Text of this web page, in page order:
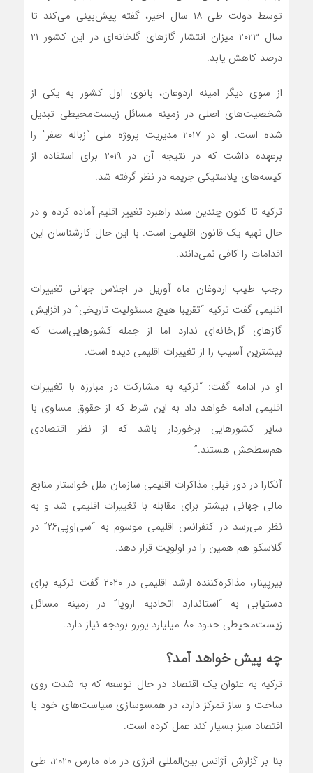
توسط دولت طی ۱۸ سال اخیر، گفته پیش‌بینی می‌کند تا
سال ۲۰۲۳ میزان انتشار گازهای گلخانه‌ای در این کشور ۲۱
درصد کاهش یابد.
از سوی دیگر امینه اردوغان، بانوی اول کشور به یکی از
شخصیت‌های اصلی در زمینه مسائل زیست‌محیطی تبدیل
شده است. او در ۲۰۱۷ مدیریت پروژه ملی “زباله صفر” را
برعهده داشت که در نتیجه آن در ۲۰۱۹ برای استفاده از
کیسه‌های پلاستیکی جریمه در نظر گرفته شد.
ترکیه تا کنون چندین سند راهبرد تغییر اقلیم آماده کرده و در
حال تهیه یک قانون اقلیمی است. با این حال کارشناسان این
اقدامات را کافی نمی‌دانند.
رجب طیب اردوغان ماه آوریل در اجلاس جهانی تغییرات
اقلیمی گفت ترکیه “تقریبا هیچ مسئولیت تاریخی” در افزایش
گازهای گل‌خانه‌ای ندارد اما از جمله کشورهایی‌است که
بیشترین آسیب را از تغییرات اقلیمی دیده است.
او در ادامه گفت: “ترکیه به مشارکت در مبارزه با تغییرات
اقلیمی ادامه خواهد داد به این شرط که از حقوق مساوی با
سایر کشورهایی برخوردار باشد که از نظر اقتصادی
هم‌سطحش هستند.”
آنکارا در دور قبلی مذاکرات اقلیمی سازمان ملل خواستار منابع
مالی جهانی بیشتر برای مقابله با تغییرات اقلیمی شد و به
نظر می‌رسد در کنفرانس اقلیمی موسوم به “سی‌او‌‌پی۲۶” در
گلاسکو هم همین را در اولویت قرار دهد.
بیرپینار، مذاکره‌کننده ارشد اقلیمی در ۲۰۲۰ گفت ترکیه برای
دستیابی به “استاندارد اتحادیه اروپا” در زمینه مسائل
زیست‌محیطی حدود ۸۰ میلیارد یورو بودجه نیاز دارد.
چه پیش خواهد آمد؟
ترکیه به عنوان یک اقتصاد در حال توسعه که به شدت روی
ساخت و ساز تمرکز دارد، در همسو‌سازی سیاست‌های خود با
اقتصاد سبز بسیار کند عمل کرده است.
بنا بر گزارش آژانس بین‌المللی انرژی در ماه مارس ۲۰۲۰، طی